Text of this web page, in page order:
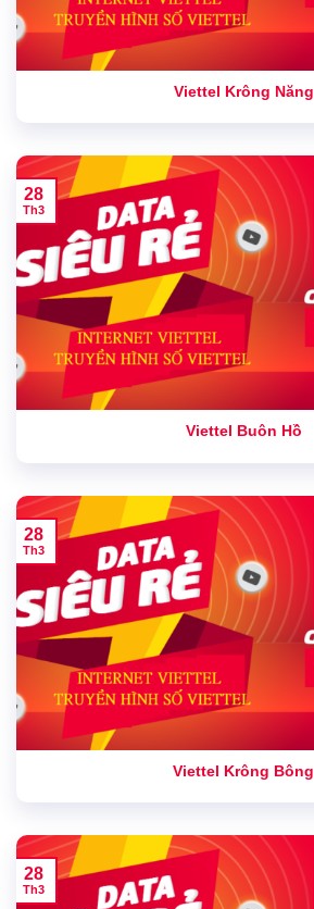
Viettel Krông Năng
Viettel Buôn Hồ
28
Th3
Viettel Krông Bông
28
Th3
28
Th3